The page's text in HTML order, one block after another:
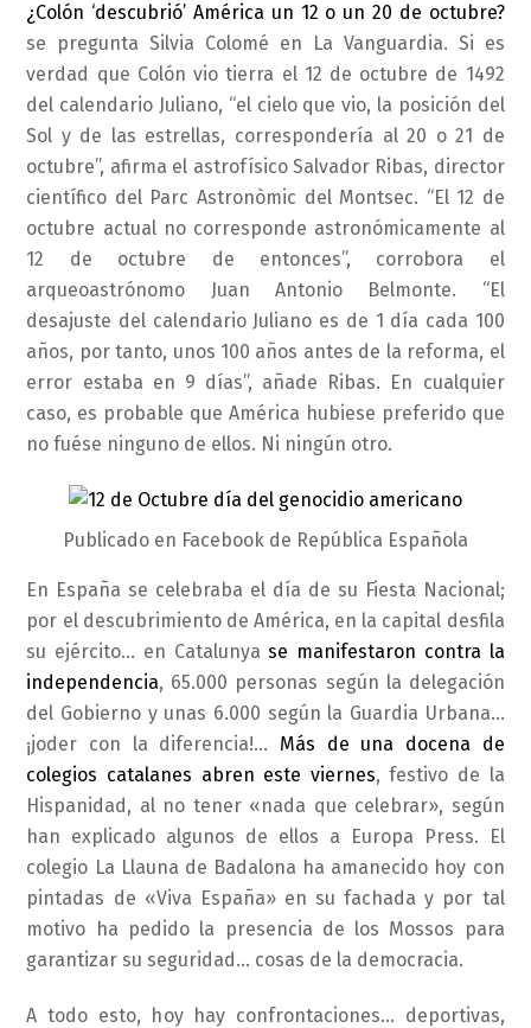
¿Colón ‘descubrió’ América un 12 o un 20 de octubre?
se pregunta Silvia Colomé en La Vanguardia. Si es
verdad que Colón vio tierra el 12 de octubre de 1492
del calendario Juliano, “el cielo que vio, la posición del
Sol y de las estrellas, correspondería al 20 o 21 de
octubre”, afirma el astrofísico Salvador Ribas, director
científico del Parc Astronòmic del Montsec. “El 12 de
octubre actual no corresponde astronómicamente al
12 de octubre de entonces”, corrobora el
arqueoastrónomo Juan Antonio Belmonte. “El
desajuste del calendario Juliano es de 1 día cada 100
años, por tanto, unos 100 años antes de la reforma, el
error estaba en 9 días”, añade Ribas. En cualquier
caso, es probable que América hubiese preferido que
no fuése ninguno de ellos. Ni ningún otro.
Publicado en Facebook de República Española
En España se celebraba el día de su Fiesta Nacional;
por el descubrimiento de América, en la capital desfila
su ejército… en Catalunyase manifestaron contra la
independencia, 65.000 personas según la delegación
del Gobierno y unas 6.000 según la Guardia Urbana…
¡joder con la diferencia!… Más de una docena de
colegios catalanes abren este viernes, festivo de la
Hispanidad, al no tener «nada que celebrar», según
han explicado algunos de ellos a Europa Press. El
colegio La Llauna de Badalona ha amanecido hoy con
pintadas de «Viva España» en su fachada y por tal
motivo ha pedido la presencia de los Mossos para
garantizar su seguridad… cosas de la democracia.
A todo esto, hoy hay confrontaciones… deportivas,